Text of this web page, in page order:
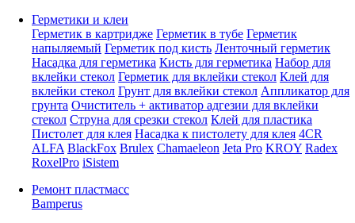
Герметики и клеи
Герметик в картридже Герметик в тубе Герметик
напыляемый Герметик под кисть Ленточный герметик
Насадка для герметика Кисть для герметика Набор для
вклейки стекол Герметик для вклейки стекол Клей для
вклейки стекол Грунт для вклейки стекол Аппликатор для
грунта Очиститель + активатор адгезии для вклейки
стекол Струна для срезки стекол Клей для пластика
Пистолет для клея Насадка к пистолету для клея 4CR
ALFA BlackFox Brulex Chamaeleon Jeta Pro KROY Radex
RoxelPro iSistem
Ремонт пластмасс
Bamperus